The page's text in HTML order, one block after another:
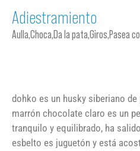
Adiestramiento
Aulla,Choca,Da la pata,Giros,Pasea
dohko es un husky siberiano
marrón chocolate claro es un
tranquilo y equilibrado, ha
esbelto es juguetón y está